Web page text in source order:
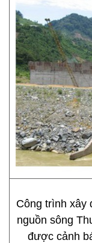
Công trình xây
nguồn sông
được cảnh